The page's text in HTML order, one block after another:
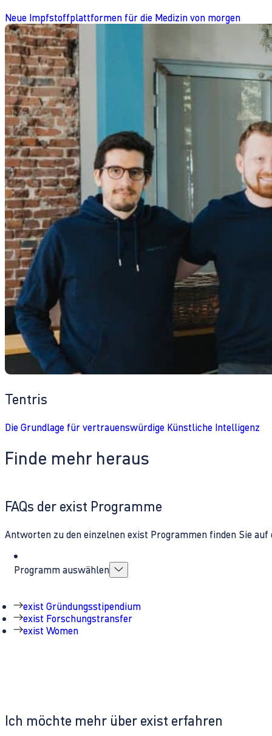
Neue Impfstoffplattformen für die Medizin von morgen
Tentris
Die Grundlage für vertrauenswürdige Künstliche Intelligenz
Finde mehr heraus
Ich möchte mehr über exist erfahren
FAQs der exist Programme
Antworten zu den einzelnen exist Programmen finden Sie
Programm auswählen
exist Gründungsstipendium
exist Forschungstransfer
exist Women